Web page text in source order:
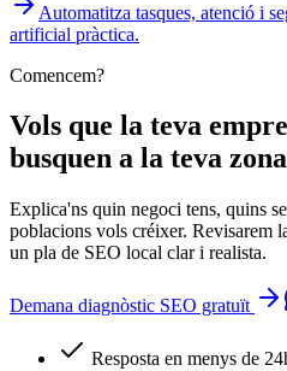
Automatitza tasques, atenció i
artificial pràctica.
Comencem?
Vols que la teva
busquen a la teva
Explica'ns quin negoci tens, quins
poblacions vols créixer. Revisarem
un pla de SEO local clar i realista.
Demana diagnòstic SEO gratuït
Resposta en menys de